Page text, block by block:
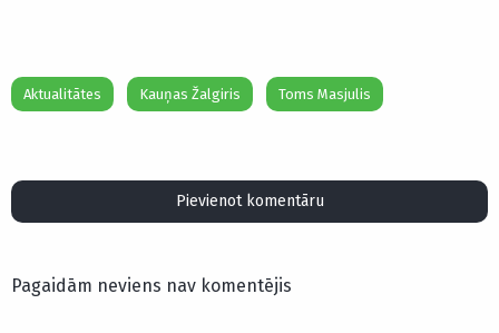
Aktualitātes Kauņas Žalgiris Toms Masjulis
Pievienot komentāru
Pagaidām neviens nav komentējis